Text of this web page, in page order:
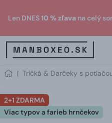
Len DNES10 % zľava na celý
| Tričká & Darčeky s
2+1 ZDARMA
Viac typov a farieb hrnčekov